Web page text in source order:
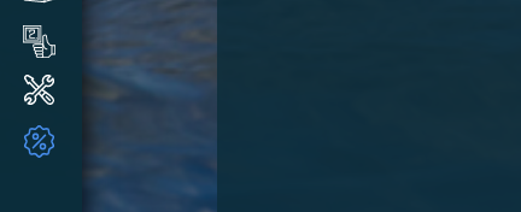
Товары бывшие в употреблении
Ремонт и ТО ПЛМ